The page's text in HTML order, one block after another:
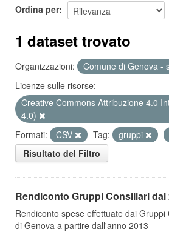
Ordina per
1 dataset trovato
Organizzazioni:
Comune di Genova -
Licenze sulle risorse:
Creative Commons Attribuzione 4.0
4.0)
Formati:
CSV Tag: gruppi
Risultato del Filtro
Rendiconto Gruppi Consiliari dal
Rendiconto spese effettuate dai
di Genova a partire dall'anno 2013